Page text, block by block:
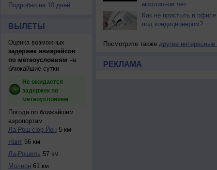
Подробно на 10 дней
ВЫЛЕТЫ
Оценка возможных
задержек авиарейсов
по метеоусловиям на
ближайшие сутки
Не ожидается
задержек по
метеоусловиям
Погода по ближайшим
аэропортам
Ла-Рош-сюр-Йон 5 км
Нант56 км
Ла-Рошель 57 км
Молеон 61 км
миллионов лет
Как не простыть в офисе
под кондиционером?
Посмотрите также другие интересные
РЕКЛАМА